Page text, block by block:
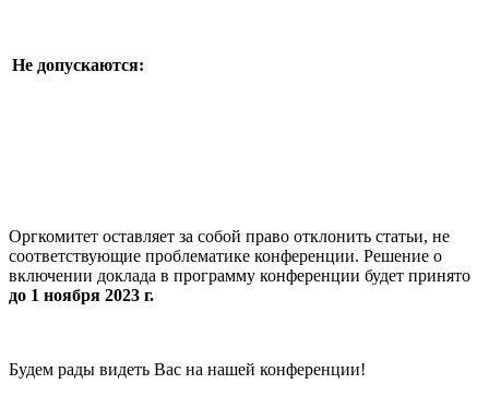
Не допускаются:
Оргкомитет оставляет за собой право отклонить статьи, не
соответствующие проблематике конференции. Решение о
включении доклада в программу конференции будет принято
до 1 ноября 2023 г.
Будем рады видеть Вас на нашей конференции!